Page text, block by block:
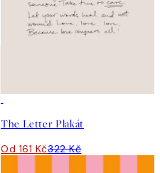
The Letter Plakát
Od 161 Kč322 Kč